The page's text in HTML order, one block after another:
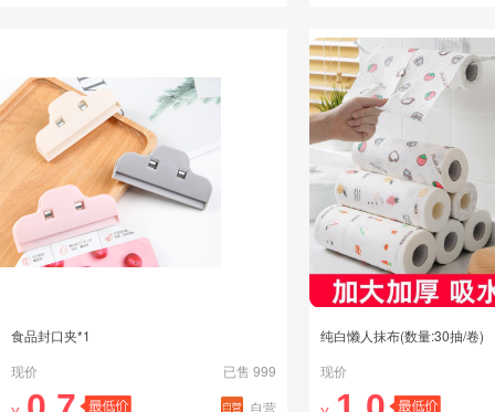
食品封口夹*1
现价
已售 999
自营
纯白懒人抹布(数量:30抽/卷)
现价